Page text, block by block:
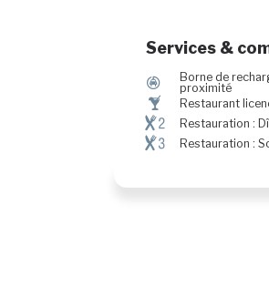
Services &
P
Borne de
proximité
† Restaurant
¶@ Restauration :
¶# Restauration :